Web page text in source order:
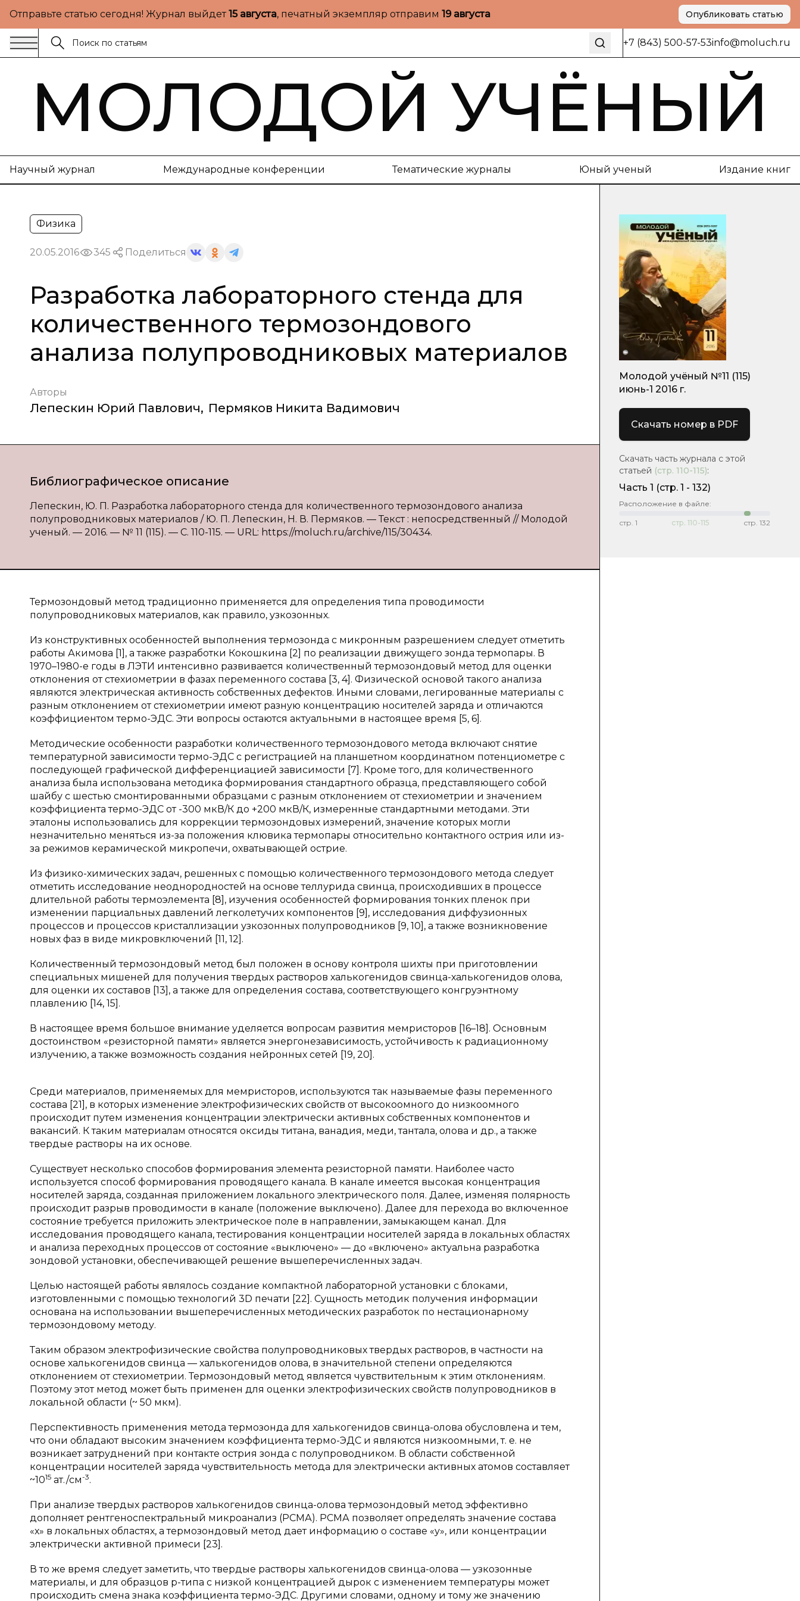
Отправьте статью сегодня! Журнал выйдет15 августа, печатный экземпляр отправим 19 августа Опубликовать статью
+7 (843) 500-57-53info@moluch.ru
МОЛОДОЙ УЧЁНЫЙ
Научный журнал Международные конференции Тематические журналы Юный ученый Издание книг
Физика
20.05.2016 345 Поделиться
Разработка лабораторного стенда для
количественного термозондового
анализа полупроводниковых материалов
Авторы
Лепескин Юрий Павлович, Пермяков Никита Вадимович
Библиографическое описание
Лепескин, Ю. П. Разработка лабораторного стенда для количественного термозондового анализа
полупроводниковых материалов / Ю. П. Лепескин, Н. В. Пермяков. — Текст : непосредственный // Молодой
ученый. — 2016. — № 11 (115). — С. 110-115. — URL: https://moluch.ru/archive/115/30434.
Термозондовый метод традиционно применяется для определения типа проводимости
полупроводниковых материалов, как правило, узкозонных.
Из конструктивных особенностей выполнения термозонда с микронным разрешением следует отметить
работы Акимова [1], а также разработки Кокошкина [2] по реализации движущего зонда термопары. В
1970–1980-е годы в ЛЭТИ интенсивно развивается количественный термозондовый метод для оценки
отклонения от стехиометрии в фазах переменного состава [3, 4]. Физической основой такого анализа
являются электрическая активность собственных дефектов. Иными словами, легированные материалы с
разным отклонением от стехиометрии имеют разную концентрацию носителей заряда и отличаются
коэффициентом термо-ЭДС. Эти вопросы остаются актуальными в настоящее время [5, 6].
Методические особенности разработки количественного термозондового метода включают снятие
температурной зависимости термо-ЭДС с регистрацией на планшетном координатном потенциометре с
последующей графической дифференциацией зависимости [7]. Кроме того, для количественного
анализа была использована методика формирования стандартного образца, представляющего собой
шайбу с шестью смонтированными образцами с разным отклонением от стехиометрии и значением
коэффициента термо-ЭДС от -300 мкВ/К до +200 мкВ/К, измеренные стандартными методами. Эти
эталоны использовались для коррекции термозондовых измерений, значение которых могли
незначительно меняться из-за положения клювика термопары относительно контактного острия или из-
за режимов керамической микропечи, охватывающей острие.
Из физико-химических задач, решенных с помощью количественного термозондового метода следует
отметить исследование неоднородностей на основе теллурида свинца, происходивших в процессе
длительной работы термоэлемента [8], изучения особенностей формирования тонких пленок при
изменении парциальных давлений легколетучих компонентов [9], исследования диффузионных
процессов и процессов кристаллизации узкозонных полупроводников [9, 10], а также возникновение
новых фаз в виде микровключений [11, 12].
Количественный термозондовый метод был положен в основу контроля шихты при приготовлении
специальных мишеней для получения твердых растворов халькогенидов свинца-халькогенидов олова,
для оценки их составов [13], а также для определения состава, соответствующего конгруэнтному
плавлению [14, 15].
В настоящее время большое внимание уделяется вопросам развития мемристоров [16–18]. Основным
достоинством «резисторной памяти» является энергонезависимость, устойчивость к радиационному
излучению, а также возможность создания нейронных сетей [19, 20].
Среди материалов, применяемых для мемристоров, используются так называемые фазы переменного
состава [21], в которых изменение электрофизических свойств от высокоомного до низкоомного
происходит путем изменения концентрации электрически активных собственных компонентов и
вакансий. К таким материалам относятся оксиды титана, ванадия, меди, тантала, олова и др., а также
твердые растворы на их основе.
Существует несколько способов формирования элемента резисторной памяти. Наиболее часто
используется способ формирования проводящего канала. В канале имеется высокая концентрация
носителей заряда, созданная приложением локального электрического поля. Далее, изменяя полярность
происходит разрыв проводимости в канале (положение выключено). Далее для перехода во включенное
состояние требуется приложить электрическое поле в направлении, замыкающем канал. Для
исследования проводящего канала, тестирования концентрации носителей заряда в локальных областях
и анализа переходных процессов от состояние «выключено» — до «включено» актуальна разработка
зондовой установки, обеспечивающей решение вышеперечисленных задач.
Целью настоящей работы являлось создание компактной лабораторной установки с блоками,
изготовленными с помощью технологий 3D печати [22]. Сущность методик получения информации
основана на использовании вышеперечисленных методических разработок по нестационарному
термозондовому методу.
Таким образом электрофизические свойства полупроводниковых твердых растворов, в частности на
основе халькогенидов свинца — халькогенидов олова, в значительной степени определяются
отклонением от стехиометрии. Термозондовый метод является чувствительным к этим отклонениям.
Поэтому этот метод может быть применен для оценки электрофизических свойств полупроводников в
локальной области (~ 50 мкм).
Перспективность применения метода термозонда для халькогенидов свинца-олова обусловлена и тем,
что они обладают высоким значением коэффициента термо-ЭДС и являются низкоомными, т. е. не
возникает затруднений при контакте острия зонда с полупроводником. В области собственной
концентрации носителей заряда чувствительность метода для электрически активных атомов составляет
~1015 ат./см-3.
При анализе твердых растворов халькогенидов свинца-олова термозондовый метод эффективно
дополняет рентгеноспектральный микроанализ (РСМА). РСМА позволяет определять значение состава
«х» в локальных областях, а термозондовый метод дает информацию о составе «у», или концентрации
электрически активной примеси [23].
В то же время следует заметить, что твердые растворы халькогенидов свинца-олова — узкозонные
материалы, и для образцов p-типа с низкой концентрацией дырок с изменением температуры может
происходить смена знака коэффициента термо-ЭДС. Другими словами, одному и тому же значению
Молодой учёный №11 (115)
июнь-1 2016 г.
Скачать номер в PDF
Скачать часть журнала с этой
статьей (стр. 110-115):
Часть 1 (cтр. 1 - 132)
Расположение в файле:
стр. 1 стр. 110-115 стр. 132